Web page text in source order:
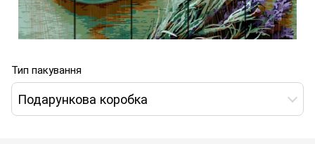
Тип пакування
Подарункова коробка